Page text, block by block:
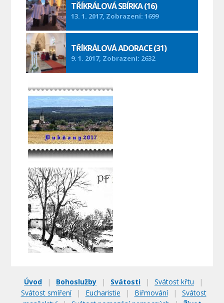
TŘÍKRÁLOVÁ SBÍRKA (16)
13. 1. 2017, Zobrazení: 1699
TŘÍKRÁLOVÁ ADORACE (31)
9. 1. 2017, Zobrazení: 2632
Úvod | Bohoslužby | Svátosti | Svátost křtu
|
Svátost smíření
| Eucharistie | Biřmování |
Svátost